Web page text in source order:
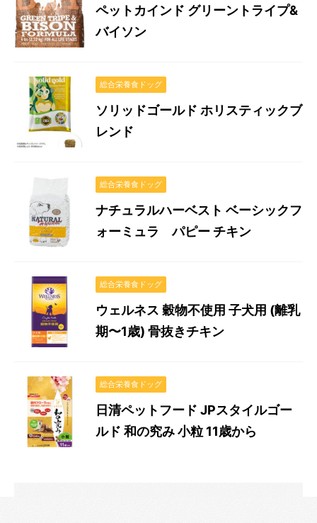
ペットカインド グリーントライプ&
バイソン
総合栄養食ドッグ
ソリッドゴールド ホリスティックブ
レンド
総合栄養食ドッグ
ナチュラルハーベスト ベーシックフ
ォーミュラ パピー チキン
総合栄養食ドッグ
ウェルネス 穀物不使用 子犬用 (離乳
期〜1歳) 骨抜きチキン
総合栄養食ドッグ
日清ペットフード JPスタイルゴー
ルド 和の究み 小粒 11歳から